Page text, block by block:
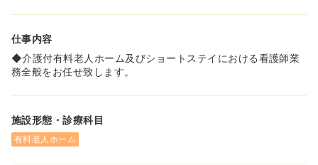
仕事内容
◆介護付有料老人ホーム及びショートステイにおける看護師業
務全般をお任せ致します。
施設形態・診療科目
有料老人ホーム